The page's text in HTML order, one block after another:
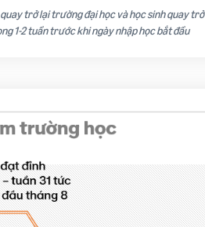
trở lại trường đại học và học sinh quay
1-2 tuần trước khi ngày nhập học bắt đầu